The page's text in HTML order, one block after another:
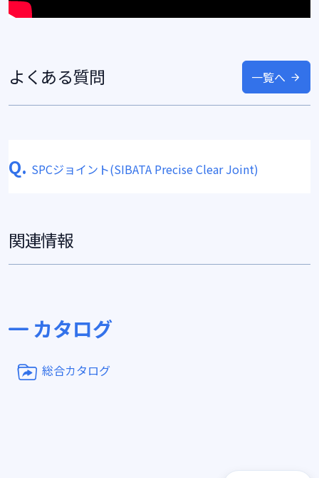
よくある質問 一覧へ
Q. SPCジョイント(SIBATA Precise Clear Joint)
関連情報
カタログ
総合カタログ